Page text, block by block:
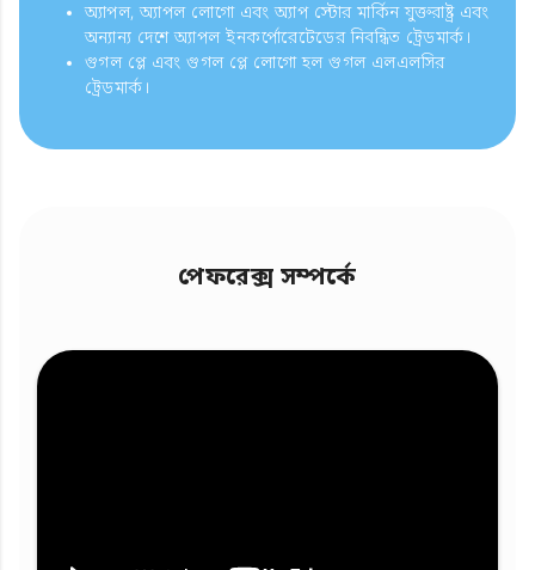
অ্যাপল, অ্যাপল লোগো এবং অ্যাপ স্টোর মার্কিন যুক্তরাষ্ট্র এবং
অন্যান্য দেশে অ্যাপল ইনকর্পোরেটেডের নিবন্ধিত ট্রেডমার্ক।
গুগল প্লে এবং গুগল প্লে লোগো হল গুগল এলএলসির
ট্রেডমার্ক।
পেফরেক্স সম্পর্কে